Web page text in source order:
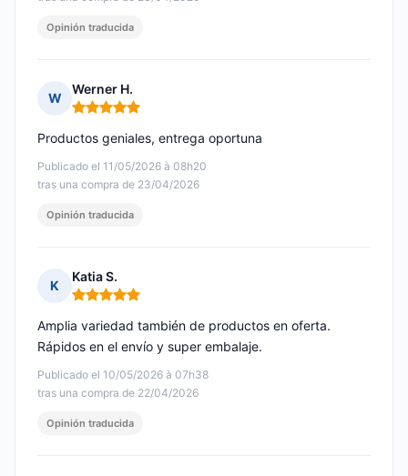
Opinión traducida
W
Werner H.
Nota: 5 de 5
Publicado el 11/05/2026 à 08h20
tras una compra de 23/04/2026
Productos geniales, entrega oportuna
Opinión traducida
K
Katia S.
Nota: 5 de 5
Publicado el 10/05/2026 à 07h38
tras una compra de 22/04/2026
Amplia variedad también de productos en oferta.
Rápidos en el envío y super embalaje.
Opinión traducida